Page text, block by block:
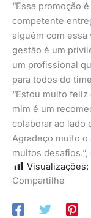
“Essa promoção
competente
alguém com essa
gestão é um
um profissional
para todos do
“Estou muito
mim é um
colaborar ao lado
Agradeço muito
muitos
Visualizações:
Compartilhe